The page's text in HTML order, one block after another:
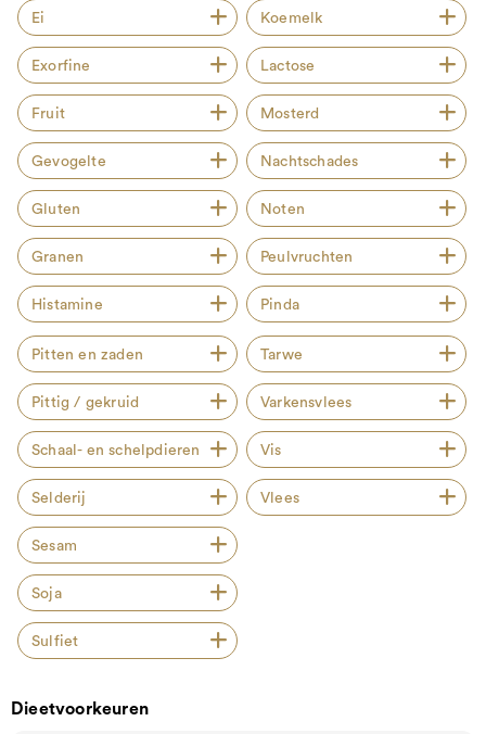
Ei
Exorfine
Fruit
Gevogelte
Gluten
Granen
Histamine
Koemelk
Lactose
Mosterd
Nachtschades
Noten
Peulvruchten
Pinda
Pitten en zaden
Pittig / gekruid
Schaal- en schelpdieren
Selderij
Sesam
Soja
Sulfiet
Tarwe
Varkensvlees
Vis
Vlees
Dieetvoorkeuren